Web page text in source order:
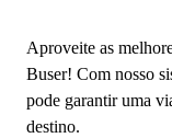
Aproveite as
Buser! Com nosso
pode garantir uma
destino.